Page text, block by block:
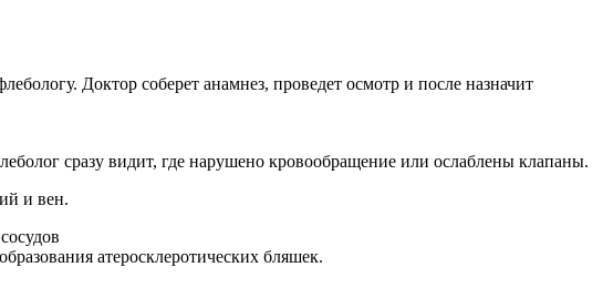
Доктор соберет анамнез, проведет осмотр и после назначит
сразу видит, где нарушено кровообращение или ослаблены клапаны.
и вен.
атеросклеротических бляшек.